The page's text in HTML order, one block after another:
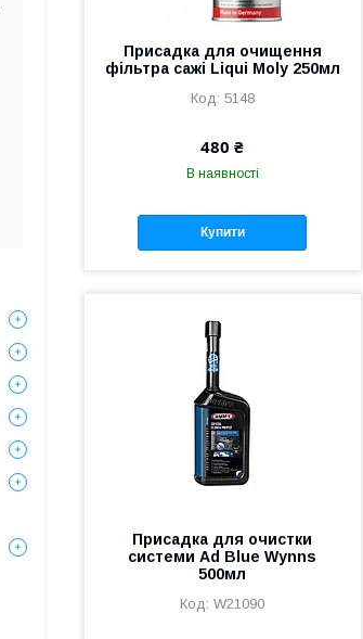
Присадка для очищення
фільтра сажі Liqui Moly 250мл
5148
480 ₴
В наявності
Купити
Присадка для очистки
системи Ad Blue Wynns
500мл
W21090